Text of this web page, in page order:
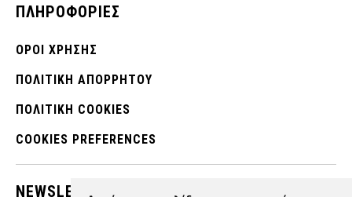
ΠΛΗΡΟΦΟΡΊΕΣ
ΌΡΟΙ ΧΡΉΣΗΣ
ΠΟΛΙΤΙΚΉ ΑΠΟΡΡΉΤΟΥ
ΠΟΛΙΤΙΚΉ COOKIES
COOKIES PREFERENCES
NEWSLETTER